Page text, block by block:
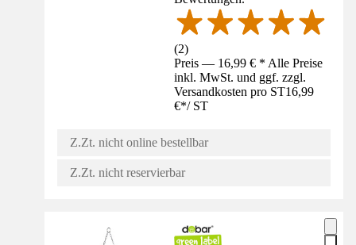
(2)
Preis — 16,99 € * Alle Preise
inkl. MwSt. und ggf. zzgl.
Versandkosten pro ST16,99
€*/ ST
Z.Zt. nicht online bestellbar
Z.Zt. nicht reservierbar